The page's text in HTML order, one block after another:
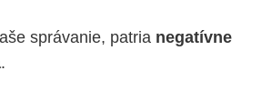
správanie, patria negatívne
.